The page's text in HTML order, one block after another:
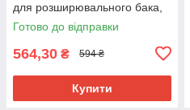
для розширювального бака,
латунь, нікель (KR3112)
Готово до відправки
564,30 ₴ 594 ₴
Купити